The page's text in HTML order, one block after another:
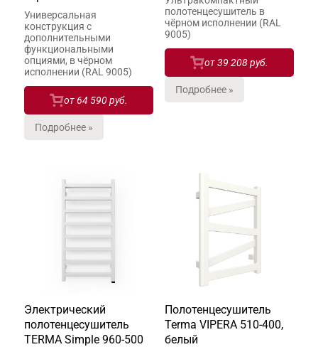
Универсальная
конструкция с
дополнительными
функциональными
опциями, в чёрном
исполнении (RAL 9005)
от64 590 руб.
Подробнее »
полотенцесушитель в
чёрном исполнении (RAL
9005)
от39 208 руб.
Подробнее »
Электрический
полотенцесушитель
TERMA Simple 960-500
Полотенцесушитель
Terma VIPERA 510-400,
белый